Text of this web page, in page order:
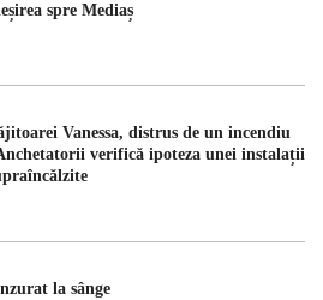
spre Mediaș
Vanessa, distrus de un incendiu
verifică ipoteza unei instalații
la sânge